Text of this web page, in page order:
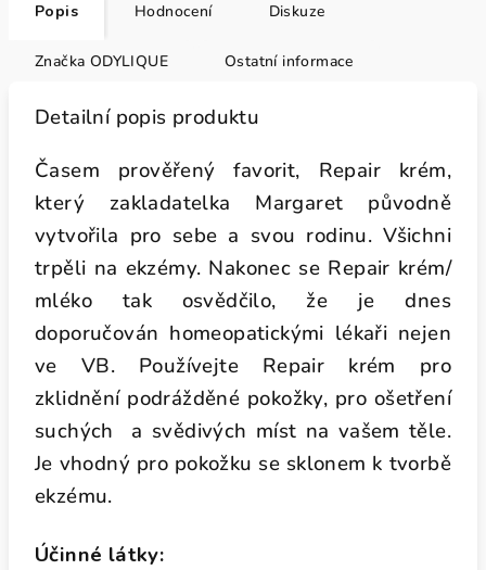
Popis Hodnocení Diskuze
Značka ODYLIQUE Ostatní informace
Detailní popis produktu
Časem prověřený favorit, Repair krém,
který zakladatelka Margaret původně
vytvořila pro sebe a svou rodinu. Všichni
trpěli na ekzémy. Nakonec se Repair krém/
mléko tak osvědčilo, že je dnes
doporučován homeopatickými lékaři nejen
ve VB. Používejte Repair krém pro
zklidnění podrážděné pokožky, pro ošetření
suchých a svědivých míst na vašem těle.
Je vhodný pro pokožku se sklonem k tvorbě
ekzému.
Účinné látky: